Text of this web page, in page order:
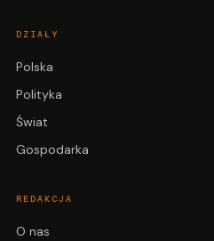
DZIAŁY
Polska
Polityka
Świat
Gospodarka
REDAKCJA
O nas